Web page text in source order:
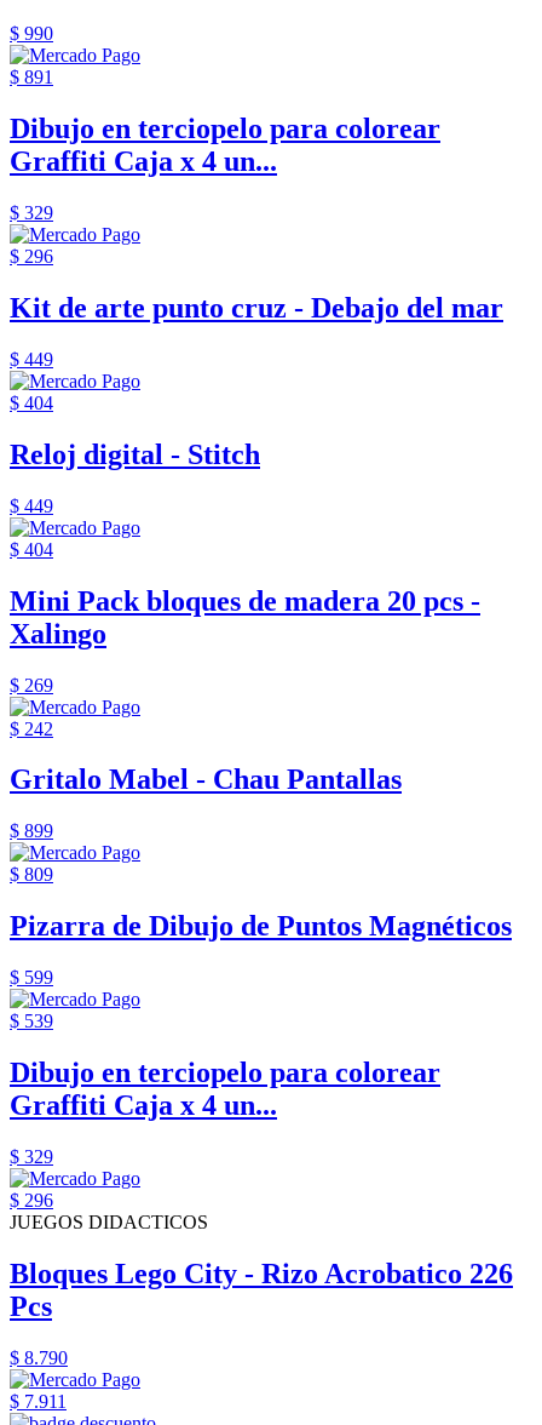
$ 990
$ 891
Dibujo en terciopelo para colorear
Graffiti Caja x 4 un...
$ 329
$ 296
Kit de arte punto cruz - Debajo del mar
$ 449
$ 404
Reloj digital - Stitch
$ 449
$ 404
Mini Pack bloques de madera 20 pcs -
Xalingo
$ 269
$ 242
Gritalo Mabel - Chau Pantallas
$ 899
$ 809
Pizarra de Dibujo de Puntos Magnéticos
$ 599
$ 539
Dibujo en terciopelo para colorear
Graffiti Caja x 4 un...
$ 329
$ 296
JUEGOS DIDACTICOS
Bloques Lego City - Rizo Acrobatico 226
Pcs
$ 8.790
$ 7.911